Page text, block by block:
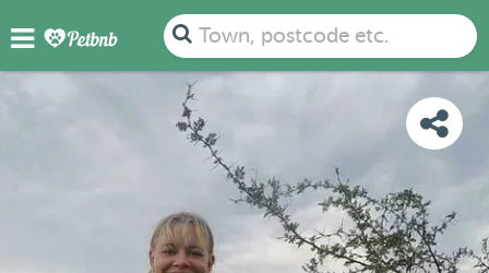
Town, postcode etc.
PHOTOS REVIEWS